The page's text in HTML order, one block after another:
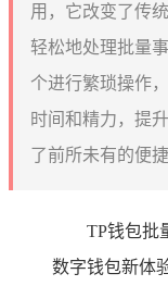
用，它改变了传
轻松地处理批量
个进行繁琐操作
时间和精力，提
了前所未有的便
TP钱包批
数字钱包新体